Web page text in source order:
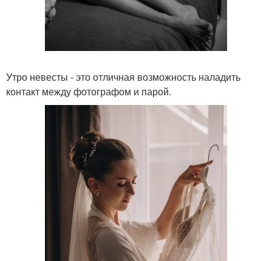
Утро невесты - это отличная возможность наладить
контакт между фотографом и парой.